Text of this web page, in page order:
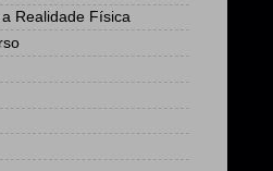
Realidade Física